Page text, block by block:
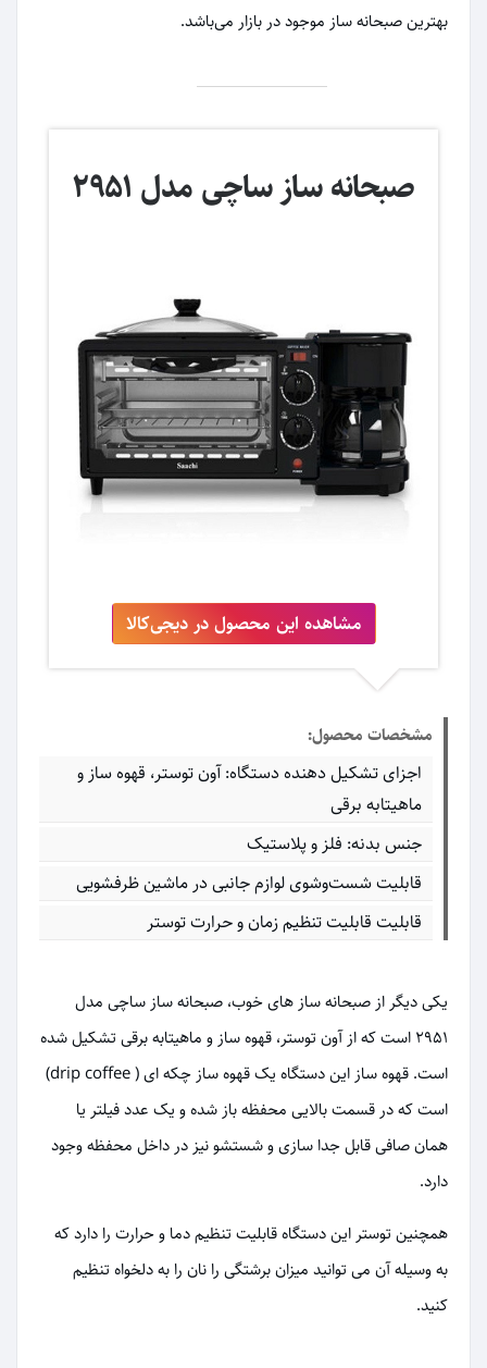
بهترین صبحانه ساز موجود در بازار می‌باشد.
صبحانه ساز ساچی مدل 2951
مشاهده این محصول در دیجی‌کالا
مشخصات محصول:
اجزای تشکیل دهنده دستگاه: آون توستر، قهوه ساز و
ماهیتابه برقی
جنس بدنه: فلز و پلاستیک
قابلیت شست‌وشوی لوازم جانبی در ماشین ظرفشویی
قابلیت قابلیت تنظیم زمان و حرارت توستر
یکی دیگر از صبحانه ساز های خوب، صبحانه ساز ساچی مدل
2951 است که از آون توستر، قهوه ساز و ماهیتابه برقی تشکیل شده
است. قهوه ساز این دستگاه یک قهوه ساز چکه ای ( drip coffee)
است که در قسمت بالایی محفظه باز شده و یک عدد فیلتر یا
همان صافی قابل جدا سازی و شستشو نیز در داخل محفظه وجود
دارد.
همچنین توستر این دستگاه قابلیت تنظیم دما و حرارت را دارد که
به وسیله آن می توانید میزان برشتگی را نان را به دلخواه تنظیم
کنید.